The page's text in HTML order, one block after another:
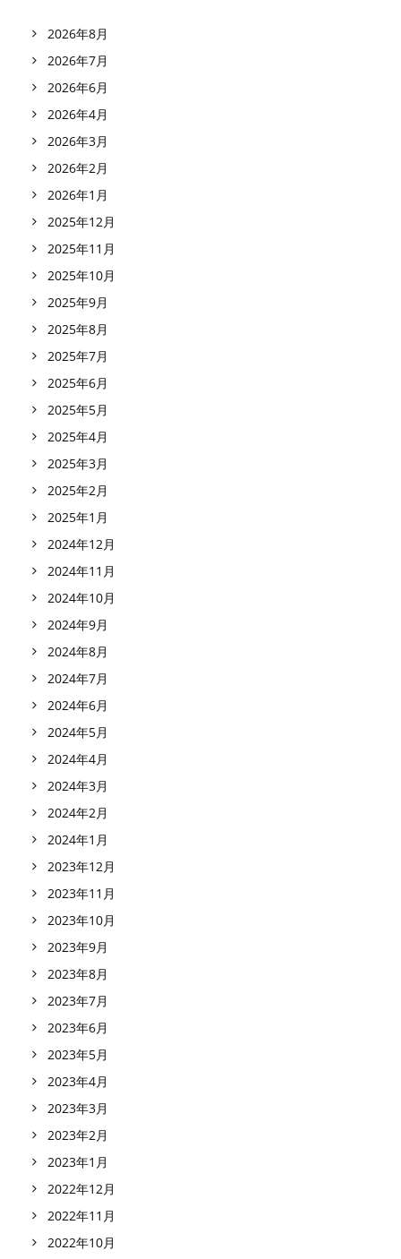
2026年8月
2026年7月
2026年6月
2026年4月
2026年3月
2026年2月
2026年1月
2025年12月
2025年11月
2025年10月
2025年9月
2025年8月
2025年7月
2025年6月
2025年5月
2025年4月
2025年3月
2025年2月
2025年1月
2024年12月
2024年11月
2024年10月
2024年9月
2024年8月
2024年7月
2024年6月
2024年5月
2024年4月
2024年3月
2024年2月
2024年1月
2023年12月
2023年11月
2023年10月
2023年9月
2023年8月
2023年7月
2023年6月
2023年5月
2023年4月
2023年3月
2023年2月
2023年1月
2022年12月
2022年11月
2022年10月